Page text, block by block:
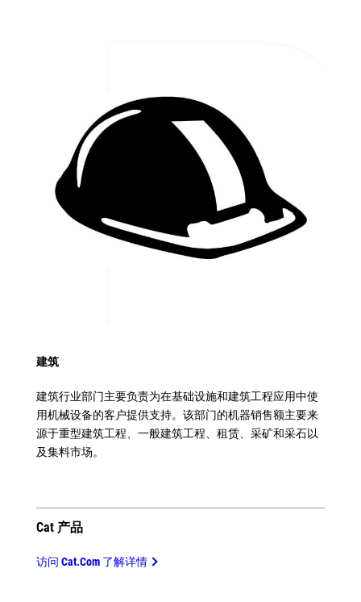
建筑
建筑行业部门主要负责为在基础设施和建筑工程应用中使
用机械设备的客户提供支持。该部门的机器销售额主要来
源于重型建筑工程、一般建筑工程、租赁、采矿和采石以
及集料市场。
Cat 产品
访问 Cat.com 了解详情